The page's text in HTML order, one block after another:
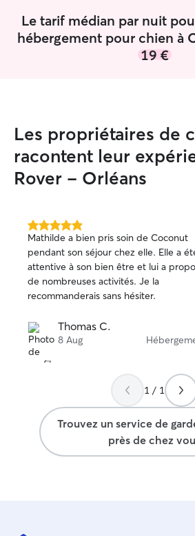
Le tarif médian par nuit
hébergement pour chien à
19 €
Les propriétaires de
racontent leur
Rover - Orléans
5.0 étoile(s)
sur
5
Mathilde a bien pris soin de Coconut
pendant son séjour chez elle. Elle a
attentive à son bien être et lui a
de nombreuses activités. Je la
recommanderais sans hésiter.
Thomas C.
8 Aug
1 / 1
Trouvez un service de
près de chez